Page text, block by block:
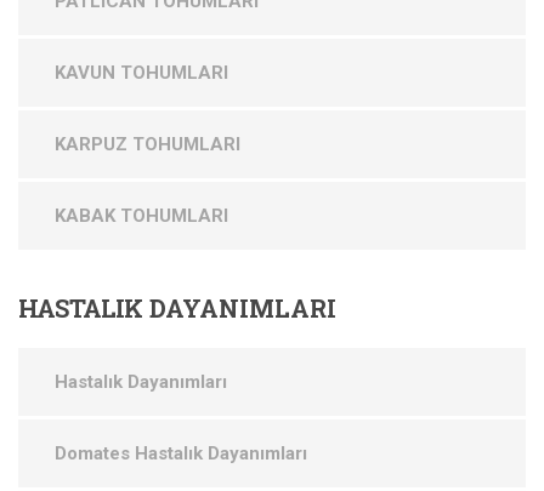
KAVUN TOHUMLARI
KARPUZ TOHUMLARI
KABAK TOHUMLARI
HASTALIK DAYANIMLARI
Hastalık Dayanımları
Domates Hastalık Dayanımları